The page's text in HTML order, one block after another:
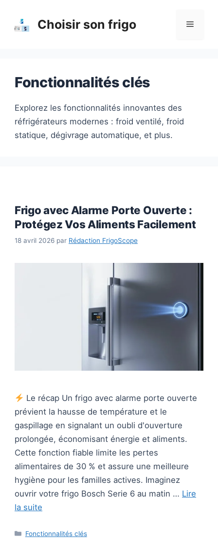
contenu
Choisir son frigo Menu
Fonctionnalités clés
Explorez les fonctionnalités innovantes des
réfrigérateurs modernes : froid ventilé, froid
statique, dégivrage automatique, et plus.
Frigo avec Alarme Porte Ouverte :
Protégez Vos Aliments Facilement
18 avril 2026 par Rédaction FrigoScope
Le récap Un frigo avec alarme porte ouverte
prévient la hausse de température et le
gaspillage en signalant un oubli d'ouverture
prolongée, économisant énergie et aliments.
Cette fonction fiable limite les pertes
alimentaires de 30 % et assure une meilleure
hygiène pour les familles actives. Imaginez
ouvrir votre frigo Bosch Serie 6 au matin … Lire
la suite
Catégories
Fonctionnalités clés